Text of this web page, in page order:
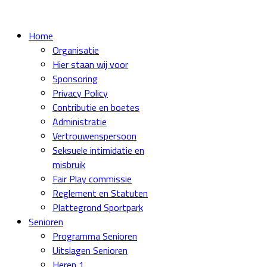
Home
Organisatie
Hier staan wij voor
Sponsoring
Privacy Policy
Contributie en boetes
Administratie
Vertrouwenspersoon
Seksuele intimidatie en
misbruik
Fair Play commissie
Reglement en Statuten
Plattegrond Sportpark
Senioren
Programma Senioren
Uitslagen Senioren